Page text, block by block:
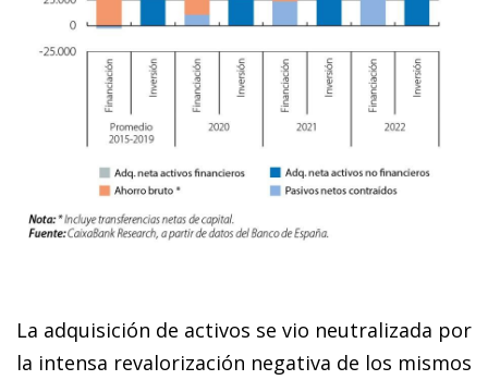
La adquisición de activos se vio neutralizada por
la intensa revalorización negativa de los mismos